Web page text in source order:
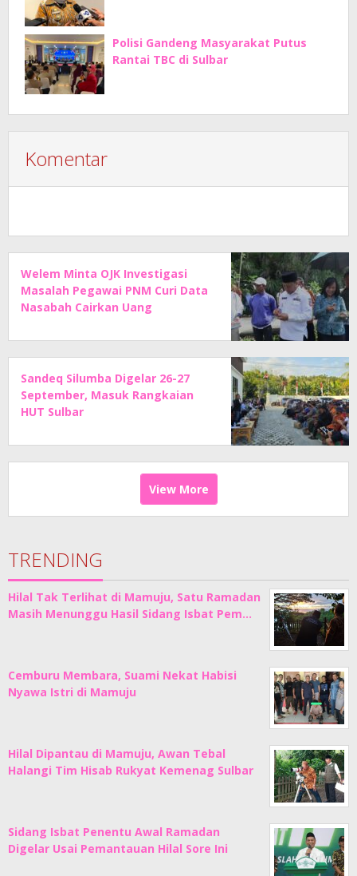
Polisi Gandeng Masyarakat Putus
Rantai TBC di Sulbar
Komentar
Welem Minta OJK Investigasi
Masalah Pegawai PNM Curi Data
Nasabah Cairkan Uang
Sandeq Silumba Digelar 26-27
September, Masuk Rangkaian
HUT Sulbar
View More
TRENDING
Hilal Tak Terlihat di Mamuju, Satu Ramadan
Masih Menunggu Hasil Sidang Isbat Pem…
Cemburu Membara, Suami Nekat Habisi
Nyawa Istri di Mamuju
Hilal Dipantau di Mamuju, Awan Tebal
Halangi Tim Hisab Rukyat Kemenag Sulbar
Sidang Isbat Penentu Awal Ramadan
Digelar Usai Pemantauan Hilal Sore Ini